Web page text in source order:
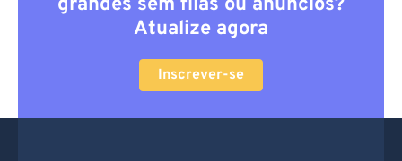
grandes sem filas ou anúncios?
Atualize agora
Inscrever-se